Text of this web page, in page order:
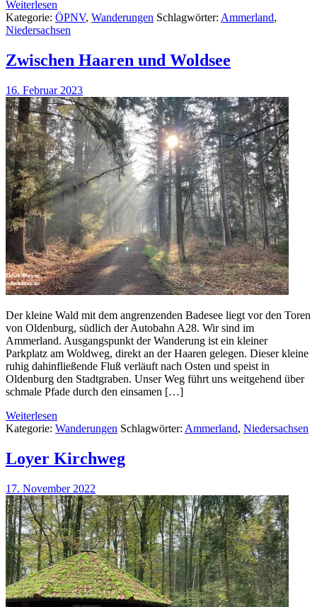
Weiterlesen
Kategorie: ÖPNV, Wanderungen Schlagwörter: Ammerland,
Niedersachsen
Zwischen Haaren und Woldsee
16. Februar 2023
Der kleine Wald mit dem angrenzenden Badesee liegt vor den Toren
von Oldenburg, südlich der Autobahn A28. Wir sind im
Ammerland. Ausgangspunkt der Wanderung ist ein kleiner
Parkplatz am Woldweg, direkt an der Haaren gelegen. Dieser kleine
ruhig dahinfließende Fluß verläuft nach Osten und speist in
Oldenburg den Stadtgraben. Unser Weg führt uns weitgehend über
schmale Pfade durch den einsamen […]
Weiterlesen
Kategorie: Wanderungen Schlagwörter: Ammerland, Niedersachsen
Loyer Kirchweg
17. November 2022